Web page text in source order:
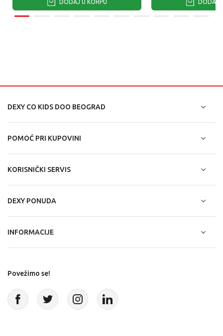
DODAJ U KORPU DODAJ
DEXY CO KIDS DOO BEOGRAD
POMOĆ PRI KUPOVINI
KORISNIČKI SERVIS
DEXY PONUDA
INFORMACIJE
Povežimo se!